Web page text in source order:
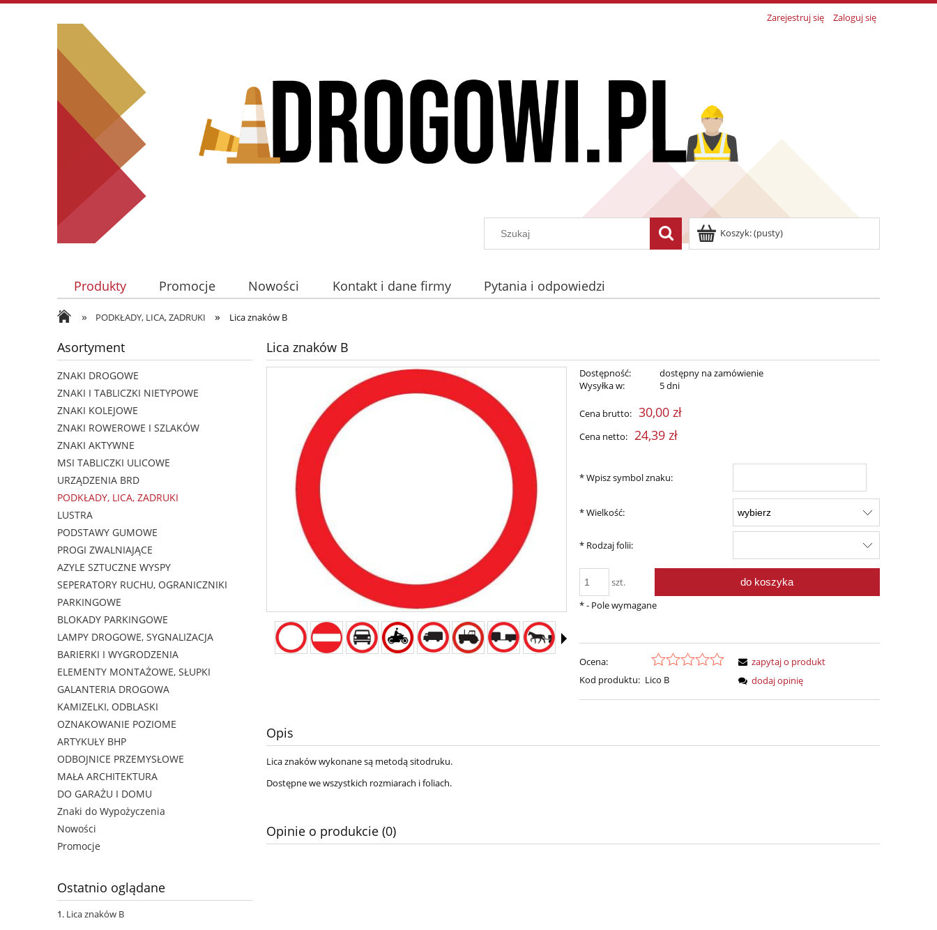
Zarejestruj się Zaloguj się
Koszyk:(pusty)
Produkty Promocje Nowości Kontakt i dane firmy Pytania i odpowiedzi
» PODKŁADY, LICA, ZADRUKI » Lica znaków B
Asortyment
ZNAKI DROGOWE
ZNAKI I TABLICZKI NIETYPOWE
ZNAKI KOLEJOWE
ZNAKI ROWEROWE I SZLAKÓW
ZNAKI AKTYWNE
MSI TABLICZKI ULICOWE
URZĄDZENIA BRD
PODKŁADY, LICA, ZADRUKI
LUSTRA
PODSTAWY GUMOWE
PROGI ZWALNIAJĄCE
AZYLE SZTUCZNE WYSPY
SEPERATORY RUCHU, OGRANICZNIKI
PARKINGOWE
BLOKADY PARKINGOWE
LAMPY DROGOWE, SYGNALIZACJA
BARIERKI I WYGRODZENIA
ELEMENTY MONTAŻOWE, SŁUPKI
GALANTERIA DROGOWA
KAMIZELKI, ODBLASKI
OZNAKOWANIE POZIOME
ARTYKUŁY BHP
ODBOJNICE PRZEMYSŁOWE
MAŁA ARCHITEKTURA
DO GARAŻU I DOMU
Znaki do Wypożyczenia
Nowości
Promocje
Ostatnio oglądane
Lica znaków B
Lica znaków B
Dostępność:
dostępny na zamówienie
Wysyłka w:
5 dni
Cena brutto: 30,00 zł
Cena netto: 24,39 zł
*Wpisz symbol znaku:
*Wielkość:
* Rodzaj folii:
szt. do koszyka
*- Pole wymagane
Ocena:
Kod produktu: Lico B
zapytaj o produkt
dodaj opinię
Opis
Lica znaków wykonane są metodą sitodruku.
Dostępne we wszystkich rozmiarach i foliach.
Opinie o produkcie (0)